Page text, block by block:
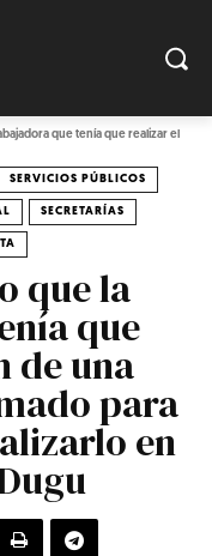
que tenía que realizar el
SERVICIOS PÚBLICOS
SECRETARÍAS
que la
que
de una
para
en